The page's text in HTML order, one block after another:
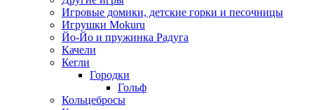
Игровые домики, детские горки и песочницы
Игрушки Mokuru
Йо-Йо и пружинка Радуга
Качели
Кегли
Городки
Гольф
Кольцебросы